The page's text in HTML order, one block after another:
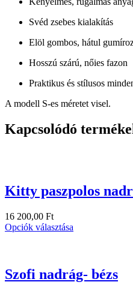
Svéd zsebes kialakítás
Elöl gombos, hátul
Hosszú szárú, nőies fazon
Praktikus és stílusos
A modell S-es méretet visel.
Kapcsolódó
Kitty paszpolos
16 200,00 Ft
Opciók választása
Szofi nadrág- bézs